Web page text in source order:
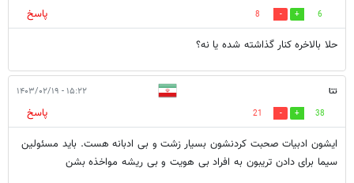
6
8
پاسخ
حلا بالاخره کنار گذاشته شده یا نه؟
تتا ۱۵:۲۲ - ۱۴۰۳/۰۲/۱۹
38
21
پاسخ
ایشون ادبیات صحبت کردنشون بسیار زشت و بی ادبانه هست. باید مسئولین
سیما برای دادن تریبون به افراد بی هویت و بی ریشه مواخذه بشن